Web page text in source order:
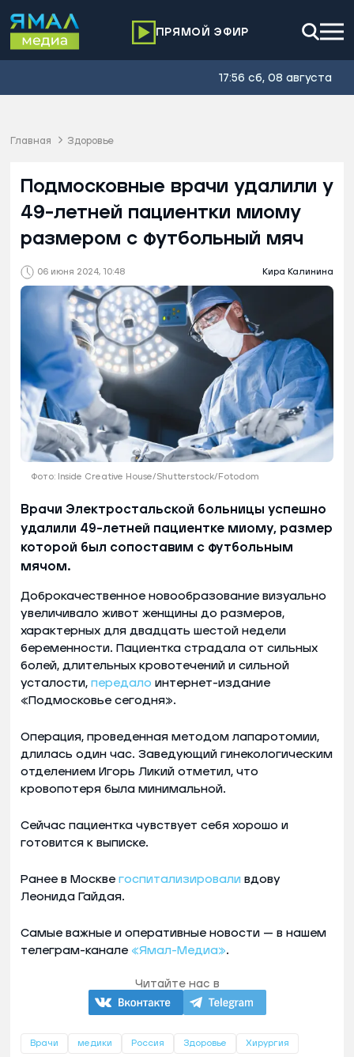
ПРЯМОЙ ЭФИР
17:56 сб, 08 августа
Главная Здоровье
06 июня 2024, 10:48 Кира Калинина
Подмосковные врачи удалили у
49-летней пациентки миому
размером с футбольный мяч
Фото: Inside Creative House/Shutterstock/Fotodom
Врачи Электростальской больницы успешно
удалили 49-летней пациентке миому, размер
которой был сопоставим с футбольным
мячом.
Доброкачественное новообразование визуально
увеличивало живот женщины до размеров,
характерных для двадцать шестой недели
беременности. Пациентка страдала от сильных
болей, длительных кровотечений и сильной
усталости, передало интернет-издание
«Подмосковье сегодня».
Операция, проведенная методом лапаротомии,
длилась один час. Заведующий гинекологическим
отделением Игорь Ликий отметил, что
кровопотеря была минимальной.
Сейчас пациентка чувствует себя хорошо и
готовится к выписке.
Ранее в Москве госпитализировали вдову
Леонида Гайдая.
Самые важные и оперативные новости — в нашем
телеграм-канале «Ямал-Медиа».
Читайте нас в
Врачи медики Россия Здоровье Хирургия